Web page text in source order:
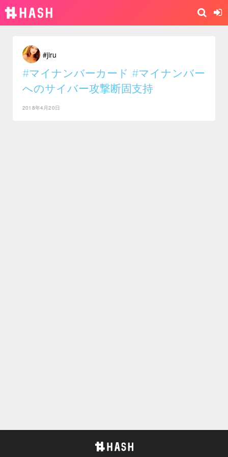
#jiru
#マイナンバーカード #マイナンバー
へのサイバー攻撃断固支持
2018年4月20日